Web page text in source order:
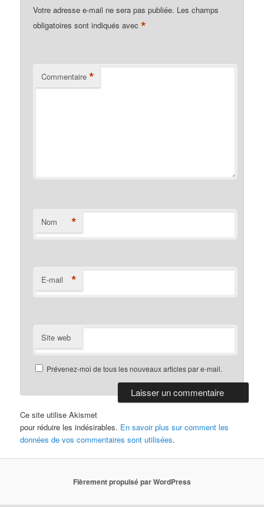
Votre adresse e-mail ne sera pas publiée. Les champs
obligatoires sont indiqués avec*
Commentaire *
Nom *
E-mail *
Site web
Prévenez-moi de tous les nouveaux articles par e-mail.
Ce site utilise Akismet
pour réduire les indésirables. En savoir plus sur comment les
données de vos commentaires sont utilisées.
Fièrement propulsé par WordPress